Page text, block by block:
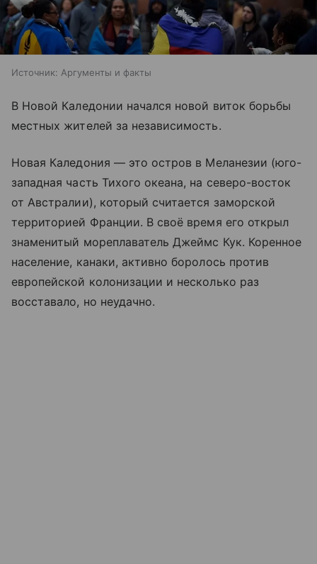
Источник: Аргументы и факты
В Новой Каледонии начался новой виток борьбы
местных жителей за независимость.
Новая Каледония — это остров в Меланезии (юго-
западная часть Тихого океана, на северо-восток
от Австралии), который считается заморской
территорией Франции. В своё время его открыл
знаменитый мореплаватель Джеймс Кук. Коренное
население, канаки, активно боролось против
европейской колонизации и несколько раз
восставало, но неудачно.